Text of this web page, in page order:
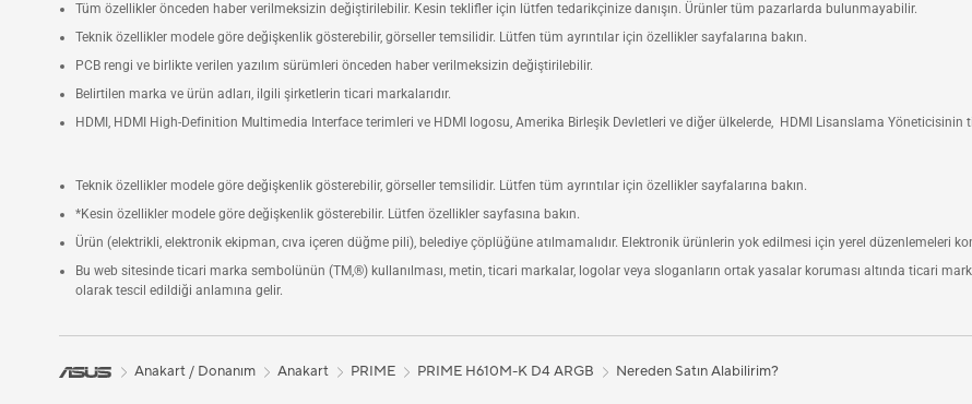
Tüm özellikler önceden haber verilmeksizin değiştirilebilir. Kesin teklifler için lütfen tedarikçinize danışın. Ürünler tüm pazarlarda bulunmayabilir.
Teknik özellikler modele göre değişkenlik gösterebilir, görseller temsilidir. Lütfen tüm ayrıntılar için özellikler sayfalarına bakın.
PCB rengi ve birlikte verilen yazılım sürümleri önceden haber verilmeksizin değiştirilebilir.
Belirtilen marka ve ürün adları, ilgili şirketlerin ticari markalarıdır.
HDMI, HDMI High-Definition Multimedia Interface terimleri ve HDMI logosu, Amerika Birleşik Devletleri ve diğer ülkelerde, HDMI Lisanslama Yöneticisinin
Teknik özellikler modele göre değişkenlik gösterebilir, görseller temsilidir. Lütfen tüm ayrıntılar için özellikler sayfalarına bakın.
*Kesin özellikler modele göre değişkenlik gösterebilir. Lütfen özellikler sayfasına bakın.
Ürün (elektrikli, elektronik ekipman, cıva içeren düğme pili), belediye çöplüğüne atılmamalıdır. Elektronik ürünlerin yok edilmesi için yerel düzenlemeleri
Bu web sitesinde ticari marka sembolünün (TM,®) kullanılması, metin, ticari markalar, logolar veya sloganların ortak yasalar koruması altında ticari
olarak tescil edildiği anlamına gelir.
Anakart / Donanım Anakart PRIME PRIME H610M-K D4 ARGB Nereden Satın Alabilirim?